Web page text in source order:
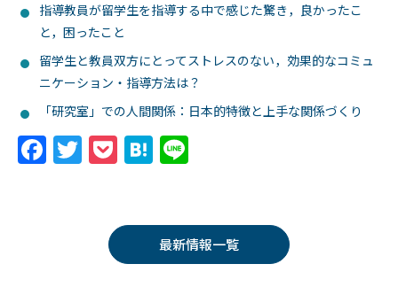
指導教員が留学生を指導する中で感じた驚き，良かったこ
と，困ったこと
留学生と教員双方にとってストレスのない，効果的なコミュ
ニケーション・指導方法は？
「研究室」での人間関係：日本的特徴と上手な関係づくり
F T
er
P
k
et
H
n
a
最新情報一覧